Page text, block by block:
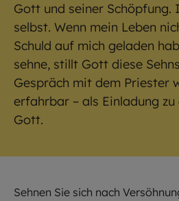
Gott und seiner
selbst. Wenn mein Leben
Schuld auf mich geladen
sehne, stillt Gott diese
Gespräch mit dem Priester
erfahrbar – als Einladung
Gott.
Sehnen Sie sich nach